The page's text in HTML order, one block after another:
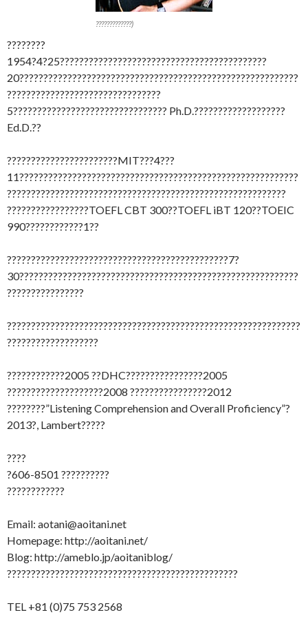
?????????????)
????????
1954?4?25???????????????????????????????????????????
20??????????????????????????????????????????????????????????
????????????????????????????????
5???????????????????????????????? Ph.D.???????????????????
Ed.D.??
???????????????????????MIT???4???
11??????????????????????????????????????????????????????????
??????????????????????????????????????????????????????????
?????????????????TOEFL CBT 300??TOEFL iBT 120??TOEIC
990????????????1??
??????????????????????????????????????????????7?
30??????????????????????????????????????????????????????????
????????????????
?????????????????????????????????????????????????????????????
???????????????????
????????????2005 ??DHC????????????????2005
????????????????????2008 ????????????????2012
????????”Listening Comprehension and Overall Proficiency”?
2013?, Lambert?????
????
?606-8501 ??????????
????????????
Email: aotani@aoitani.net
Homepage: http://aoitani.net/
Blog: http://ameblo.jp/aoitaniblog/
????????????????????????????????????????????????
TEL +81 (0)75 753 2568